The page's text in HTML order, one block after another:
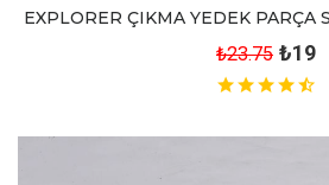
EXPLORER ÇIKMA YEDEK PARÇA
₺23.75 ₺19